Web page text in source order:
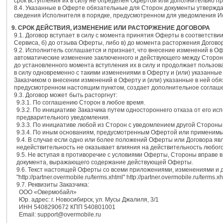
8.4. Указанные в Оферте обязательные для Сторон документы
сведения Исполнителя в порядке, предусмотренном для уведомления
9. СРОК ДЕЙСТВИЯ, ИЗМЕНЕНИЕ ИЛИ РАСТОРЖЕНИЕ ДОГОВОРА
9.1. Договор вступает в силу с момента принятия Оферты в
Сервиса, б) до отзыва Оферты, либо в) до момента расторжения
9.2. Исполнитель соглашается и признает, что внесение изменений в
автоматические изменение заключенного и действующего между
до установленного момента вступления их в силу и продолжает
в силу одновременно с такими изменениями в Оферту и (или)
Заказчиком о внесении изменений в Оферту и (или) указанные в ней
предусмотренном настоящим пунктом, создает дополнительное
9.3. Договор может быть расторгнут:
9.3.1. По соглашению Сторон в любое время.
9.3.2. По инициативе Заказчика путем одностороннего отказа от его
предварительного уведомления.
9.3.3. По инициативе любой из Сторон с уведомлением другой
9.3.4. По иным основаниям, предусмотренным Офертой или
9.4. В случае если одно или более положений Оферты или Договора
недействительность не оказывает влияния на действительность
9.5. Не вступая в противоречие с условиями Оферты, Стороны вправе
документа, выражающего содержание действующей Оферты.
9.6. Текст настоящей Оферты со всеми приложениями, изменениями и
"http://partner.overmobile.ru/terms.xhtml" http://partner.overmobile.ru/
9.7. Реквизиты Заказчика:
ООО «Овермобайл»
Юр. адрес: г. Новосибирск, ул. Мусы Джалиля, 3/1
ИНН 5408290672 КПП 540801001
Email: support@overmobile.ru